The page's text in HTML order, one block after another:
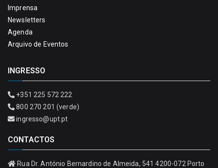
Imprensa
Newsletters
Agenda
Arquivo de Eventos
INGRESSO
+351 225 572 222
800 270 201 (verde)
ingresso@upt.pt
CONTACTOS
Rua Dr. António Bernardino de Almeida, 541 4200-072 Porto